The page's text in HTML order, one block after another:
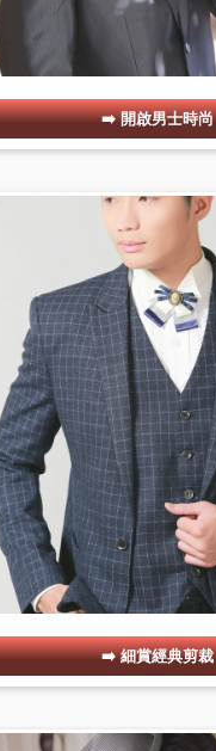
開啟男士時尚
細賞經典剪裁